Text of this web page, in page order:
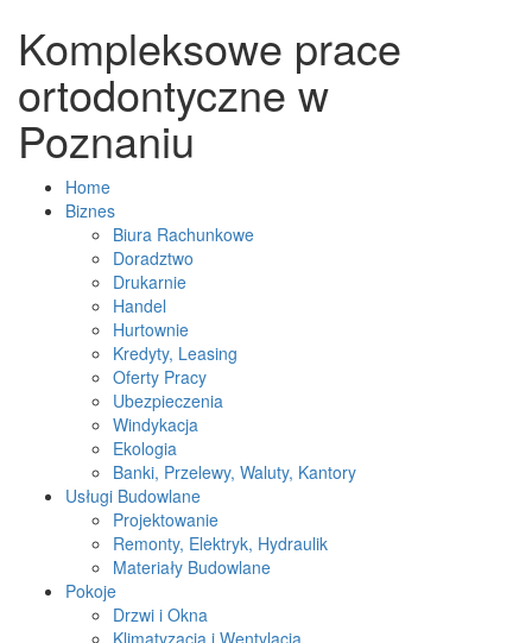
Kompleksowe prace
ortodontyczne w
Poznaniu
Home
Biznes
Biura Rachunkowe
Doradztwo
Drukarnie
Handel
Hurtownie
Kredyty, Leasing
Oferty Pracy
Ubezpieczenia
Windykacja
Ekologia
Banki, Przelewy, Waluty, Kantory
Usługi Budowlane
Projektowanie
Remonty, Elektryk, Hydraulik
Materiały Budowlane
Pokoje
Drzwi i Okna
Klimatyzacja i Wentylacja